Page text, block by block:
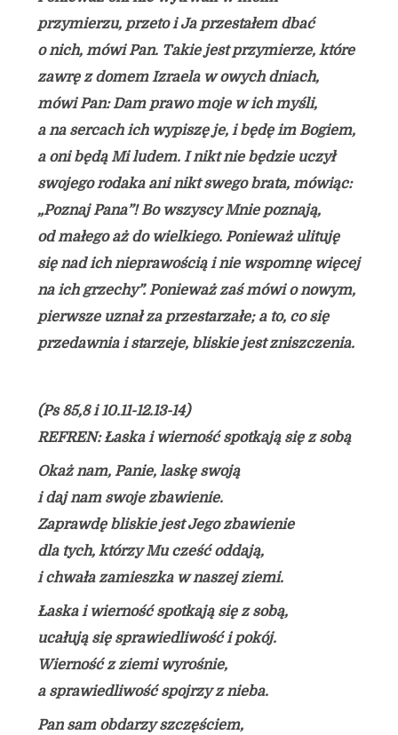
przymierzu, przeto i Ja przestałem dbać
o nich, mówi Pan. Takie jest przymierze, które
zawrę z domem Izraela w owych dniach,
mówi Pan: Dam prawo moje w ich myśli,
a na sercach ich wypiszę je, i będę im Bogiem,
a oni będą Mi ludem. I nikt nie będzie uczył
swojego rodaka ani nikt swego brata, mówiąc:
„Poznaj Pana”! Bo wszyscy Mnie poznają,
od małego aż do wielkiego. Ponieważ ulituję
się nad ich nieprawością i nie wspomnę więcej
na ich grzechy”. Ponieważ zaś mówi o nowym,
pierwsze uznał za przestarzałe; a to, co się
przedawnia i starzeje, bliskie jest zniszczenia.
(Ps 85,8 i 10.11-12.13-14)
REFREN: Łaska i wierność spotkają się z sobą
Okaż nam, Panie, laskę swoją
i daj nam swoje zbawienie.
Zaprawdę bliskie jest Jego zbawienie
dla tych, którzy Mu cześć oddają,
i chwała zamieszka w naszej ziemi.
Łaska i wierność spotkają się z sobą,
ucałują się sprawiedliwość i pokój.
Wierność z ziemi wyrośnie,
a sprawiedliwość spojrzy z nieba.
Pan sam obdarzy szczęściem,